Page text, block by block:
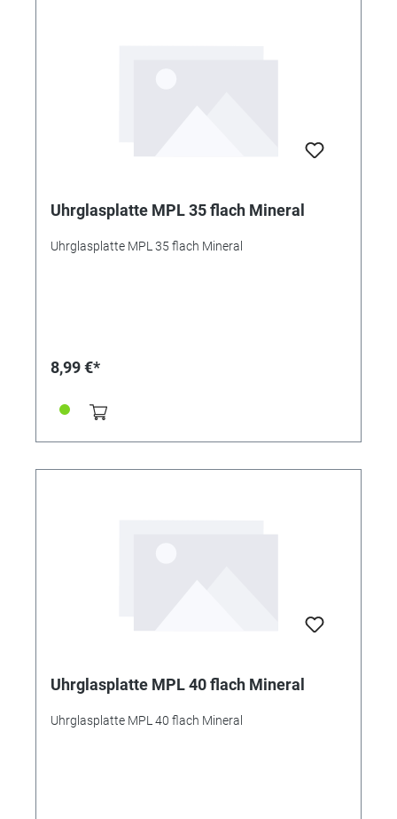
Uhrglasplatte MPL 35 flach Mineral
Uhrglasplatte MPL 35 flach Mineral
8,99 €*
Uhrglasplatte MPL 40 flach Mineral
Uhrglasplatte MPL 40 flach Mineral